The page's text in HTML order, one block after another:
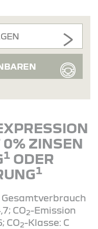
ZINSEN
1 ODER
1
CO2-Emission
CO2-Klasse: C